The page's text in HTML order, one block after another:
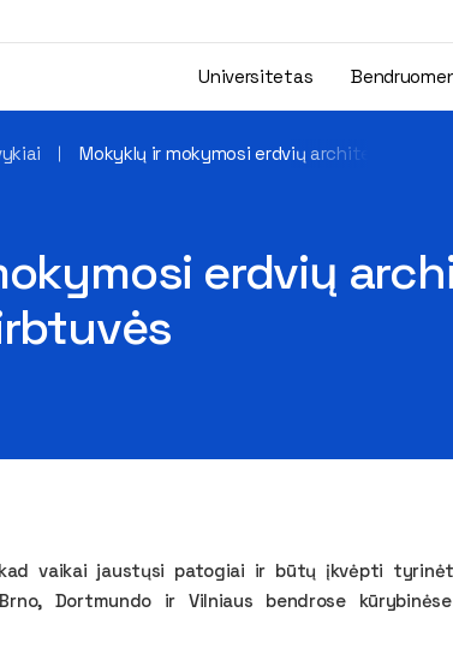
Universitetas
Mokyklų ir mokymosi erdvių architektūra:
erdvių
vaikai jaustųsi patogiai ir būtų įkvėpti
Dortmundo ir Vilniaus bendrose